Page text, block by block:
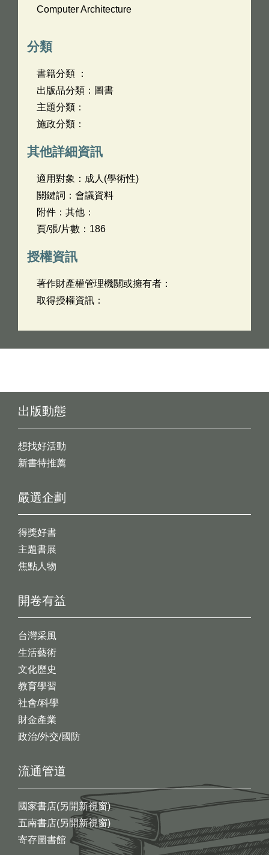
Computer Architecture
分類
書籍分類 ：
出版品分類：圖書
主題分類：
施政分類：
其他詳細資訊
適用對象：成人(學術性)
關鍵詞：會議資料
附件：其他：
頁/張/片數：186
授權資訊
著作財產權管理機關或擁有者：
取得授權資訊：
出版動態
想找好活動
新書特推薦
開卷有益
台灣采風
生活藝術
文化歷史
教育學習
社會/科學
財金產業
政治/外交/國防
嚴選企劃
得獎好書
主題書展
焦點人物
流通管道
國家書店(另開新視窗)
五南書店(另開新視窗)
寄存圖書館